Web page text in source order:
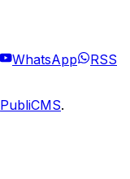
WhatsApp RSS
PubliCMS.